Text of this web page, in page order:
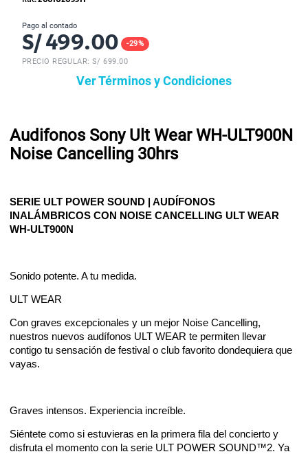
Pago al contado
S/ 499.00 -29%
PRECIO REGULAR: S/699.00
Ver Términos y Condiciones
Audifonos Sony Ult Wear WH-ULT900N
Noise Cancelling 30hrs
SERIE ULT POWER SOUND | AUDÍFONOS
INALÁMBRICOS CON NOISE CANCELLING ULT WEAR
WH-ULT900N
Sonido potente. A tu medida.
ULT WEAR
Con graves excepcionales y un mejor Noise Cancelling,
nuestros nuevos audífonos ULT WEAR te permiten llevar
contigo tu sensación de festival o club favorito dondequiera que
vayas.
Graves intensos. Experiencia increíble.
Siéntete como si estuvieras en la primera fila del concierto y
disfruta el momento con la serie ULT POWER SOUND™2. Ya